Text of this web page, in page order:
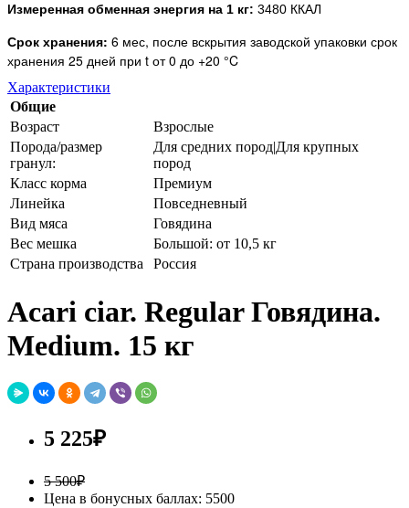
Измеренная обменная энергия на 1 кг: 3480 ККАЛ
Срок хранения: 6 мес, после вскрытия заводской упаковки срок
хранения 25 дней при t от 0 до +20 °C
Характеристики
Общие
Возраст
Взрослые
Порода/размер
гранул:
Для средних пород|Для крупных
пород
Класс корма
Премиум
Линейка
Повседневный
Вид мяса
Говядина
Вес мешка
Большой: от 10,5 кг
Страна производства
Россия
Acari ciar. Regular Говядина.
Medium. 15 кг
5 225₽
5 500₽
Цена в бонусных баллах: 5500